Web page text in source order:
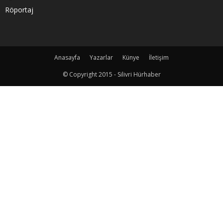
Röportaj
Anasayfa Yazarlar Künye
İletişim
© Copyright 2015 - Silivri Hürhaber